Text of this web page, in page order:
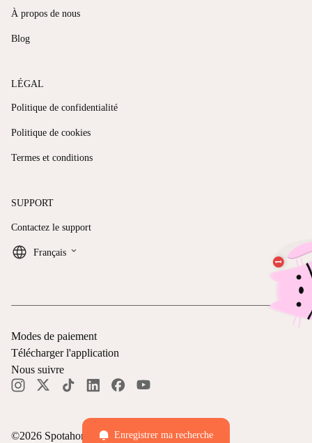
Enregistrer ma recherche
À propos de nous
Blog
LÉGAL
Politique de confidentialité
Politique de cookies
Termes et conditions
SUPPORT
Contactez le support
Français keyboard_arrow_down
©2026 Spotahome — Tous droits réservés
Modes de paiement
Télécharger l'application
Nous suivre